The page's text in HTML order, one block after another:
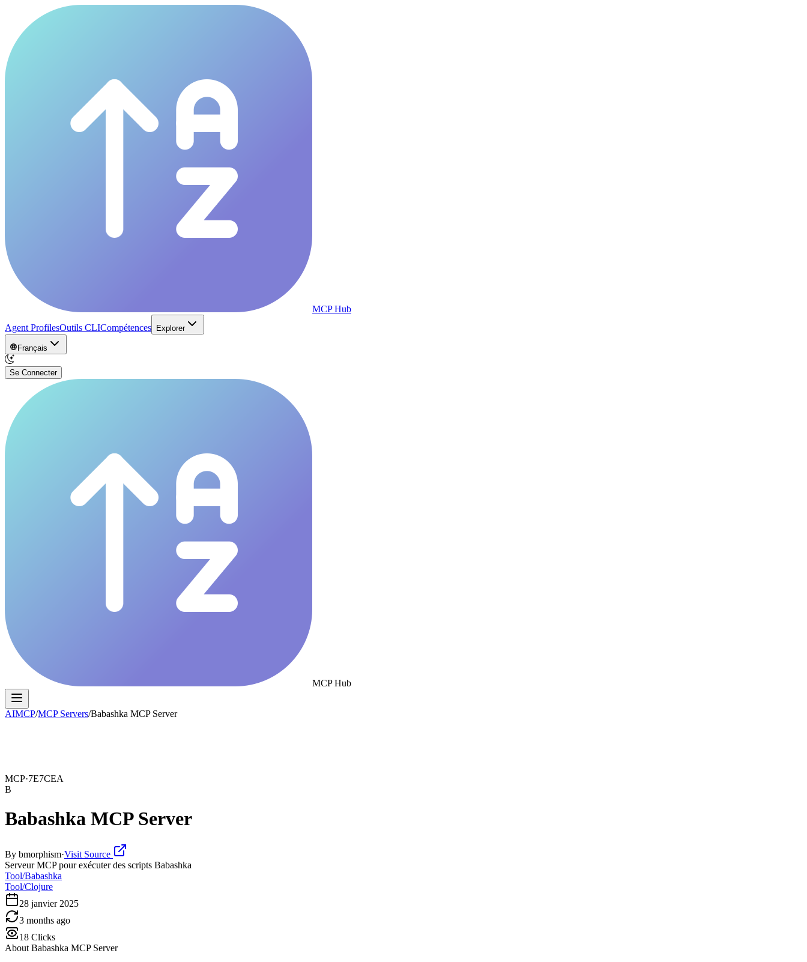
MCP Hub
Agent ProfilesOutils CLICompétences Explorer
Français
Se Connecter
MCP Hub
AIMCP/MCP Servers/Babashka MCP Server
MCP·7E7CEA
B
Babashka MCP Server
By bmorphism·Visit Source
Serveur MCP pour exécuter des scripts Babashka
Tool/Babashka
Tool/Clojure
28 janvier 2025
3 months ago
18 Clicks
About Babashka MCP Server